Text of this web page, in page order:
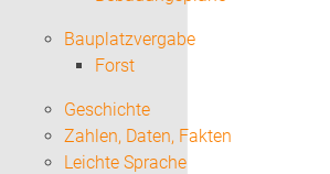
Bauplatzvergabe
Forst
Geschichte
Zahlen, Daten, Fakten
Leichte Sprache